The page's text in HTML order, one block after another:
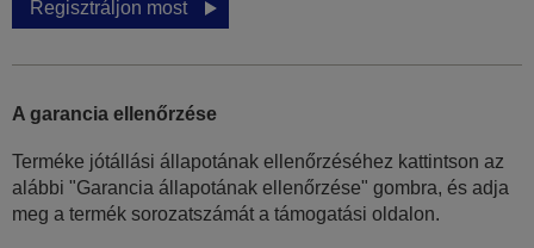
Regisztráljon most
A garancia ellenőrzése
Terméke jótállási állapotának ellenőrzéséhez kattintson az
alábbi "Garancia állapotának ellenőrzése" gombra, és adja
meg a termék sorozatszámát a támogatási oldalon.